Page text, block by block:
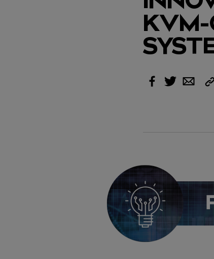
KVM-
Facebook
TwitterEmail